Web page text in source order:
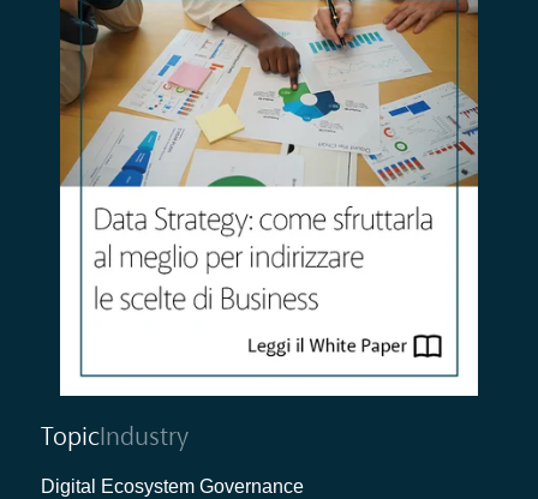
TopicIndustry
Digital Ecosystem Governance